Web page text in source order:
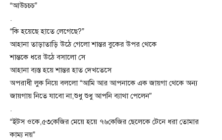
“আউচচচ”
.
“কি হয়েছে হাতে লেগেছে?”
আহানা তাড়াতাড়ি উঠে গেলো শান্তর বুকের উপর থেকে
শান্তকে ধরে উঠে বসালো সে
আহানা ব্যস্ত হয়ে শান্তর হাত দেখতেসে
অপরাধী লুক নিয়ে বললো “আমি আর আপনাকে এক জায়গা থেকে অন্য
জায়গায় নিতে যাবো না,শুধু শুধু আপনি ব্যাথা পেলেন”
.
“ইটস ওকে,৫৩কেজির মেয়ে হয়ে ৭৬কেজির ছেলেকে টেনে ধরা তোমার
কাম্য নয়”